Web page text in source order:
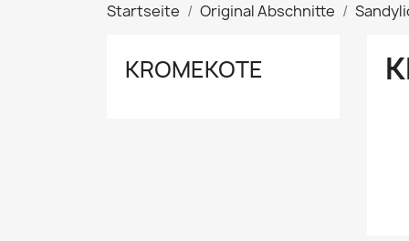
Startseite Original Abschnitte
KROMEKOTE